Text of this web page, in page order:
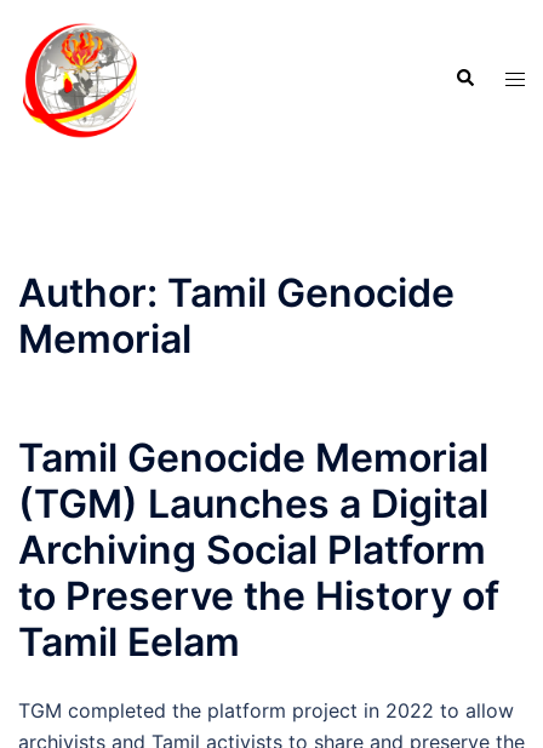
Author: Tamil Genocide
Memorial
Tamil Genocide Memorial
(TGM) Launches a Digital
Archiving Social Platform
to Preserve the History of
Tamil Eelam
TGM completed the platform project in 2022 to allow
archivists and Tamil activists to share and preserve the